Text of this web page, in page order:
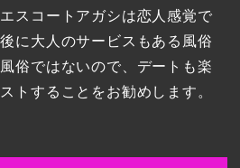
スコートアガシは恋人感覚で
に大人のサービスもある風俗
俗ではないので、デートも楽
トすることをお勧めします。